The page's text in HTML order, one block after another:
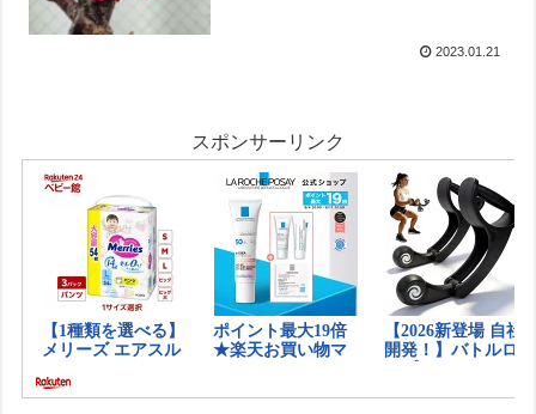
2023.01.21
スポンサーリンク